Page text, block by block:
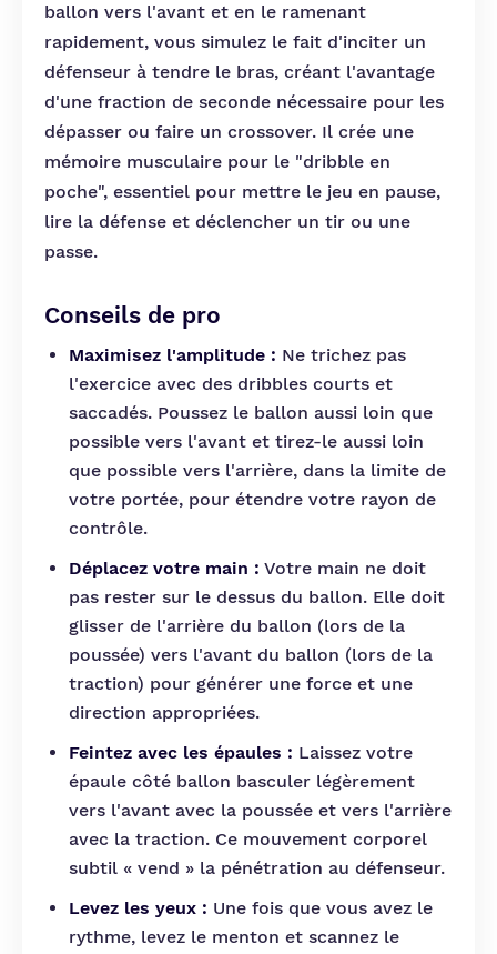
ballon vers l'avant et en le ramenant
rapidement, vous simulez le fait d'inciter un
défenseur à tendre le bras, créant l'avantage
d'une fraction de seconde nécessaire pour les
dépasser ou faire un crossover. Il crée une
mémoire musculaire pour le "dribble en
poche", essentiel pour mettre le jeu en pause,
lire la défense et déclencher un tir ou une
passe.
Conseils de pro
Maximisez l'amplitude : Ne trichez pas
l'exercice avec des dribbles courts et
saccadés. Poussez le ballon aussi loin que
possible vers l'avant et tirez-le aussi loin
que possible vers l'arrière, dans la limite de
votre portée, pour étendre votre rayon de
contrôle.
Déplacez votre main : Votre main ne doit
pas rester sur le dessus du ballon. Elle doit
glisser de l'arrière du ballon (lors de la
poussée) vers l'avant du ballon (lors de la
traction) pour générer une force et une
direction appropriées.
Feintez avec les épaules : Laissez votre
épaule côté ballon basculer légèrement
vers l'avant avec la poussée et vers l'arrière
avec la traction. Ce mouvement corporel
subtil « vend » la pénétration au défenseur.
Levez les yeux : Une fois que vous avez le
rythme, levez le menton et scannez le